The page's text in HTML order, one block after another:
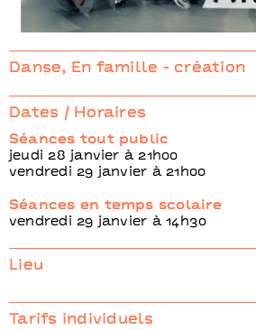
Earthbound
Saïdo Lehlouh
Danse, En famille - création
Dates / Horaires
Séances tout public
jeudi 28 janvier à 21h00
vendredi 29 janvier à 21h00
Séances en temps scolaire
vendredi 29 janvier à 14h30
Lieu
Tarifs individuels